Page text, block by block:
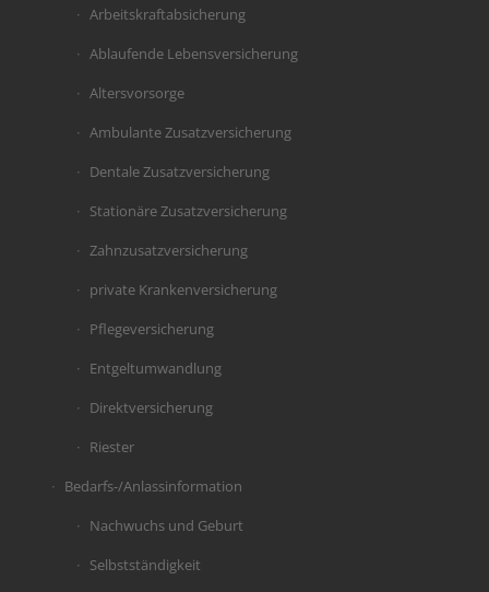
Arbeitskraftabsicherung
Ablaufende Lebensversicherung
Altersvorsorge
Ambulante Zusatzversicherung
Dentale Zusatzversicherung
Stationäre Zusatzversicherung
Zahnzusatzversicherung
private Krankenversicherung
Pflegeversicherung
Entgeltumwandlung
Direktversicherung
Riester
Bedarfs-/Anlassinformation
Nachwuchs und Geburt
Selbstständigkeit